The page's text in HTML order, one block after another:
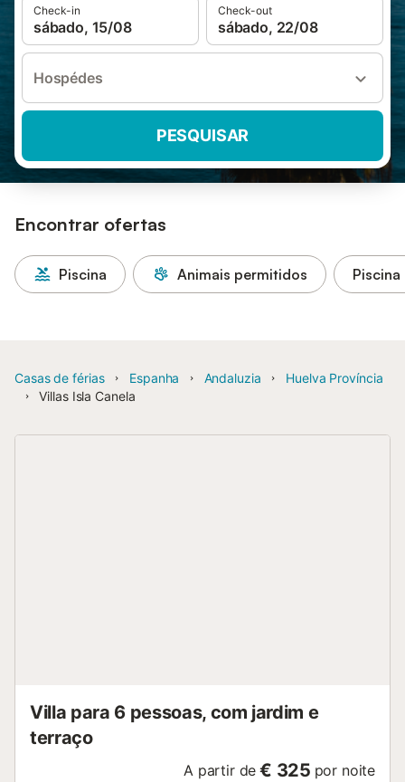
Check-in
sábado, 15/08
Check-out
sábado, 22/08
Hospédes
PESQUISAR
Encontrar ofertas
Piscina Animais permitidos
Casas de férias Espanha Andaluzia
Huelva Província
Villas Isla Canela
Villa para 6 pessoas, com jardim e
terraço
A partir de € 325 por noite